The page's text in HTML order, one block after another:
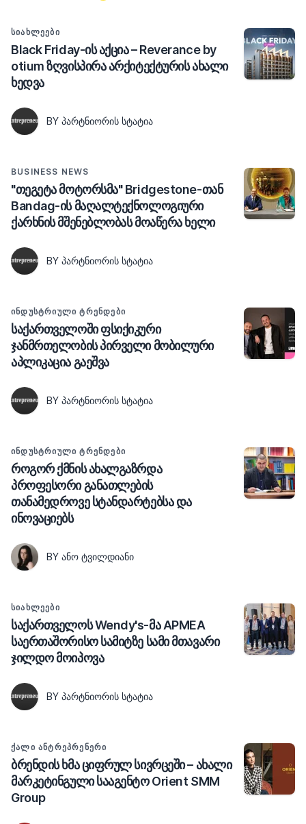
ᲡᲘᲐᲮᲚᲔᲔᲑᲘ
Black Friday-ის აქცია – Reverance by
otium ზღვისპირა არქიტექტურის ახალი
ხედვა
BY ᲞᲐᲠᲢᲜᲘᲝᲠᲘᲡ ᲡᲢᲐᲢᲘᲐ
BUSINESS NEWS
"თეგეტა მოტორსმა" Bridgestone-თან
Bandag-ის მაღალტექნოლოგიური
ქარხნის მშენებლობას მოაწერა ხელი
BY ᲞᲐᲠᲢᲜᲘᲝᲠᲘᲡ ᲡᲢᲐᲢᲘᲐ
ᲘᲜᲓᲣᲡᲢᲠᲘᲣᲚᲘ ᲢᲠᲔᲜᲓᲔᲑᲘ
საქართველოში ფსიქიკური
ჯანმრთელობის პირველი მობილური
აპლიკაცია გაეშვა
BY ᲞᲐᲠᲢᲜᲘᲝᲠᲘᲡ ᲡᲢᲐᲢᲘᲐ
ᲘᲜᲓᲣᲡᲢᲠᲘᲣᲚᲘ ᲢᲠᲔᲜᲓᲔᲑᲘ
როგორ ქმნის ახალგაზრდა
პროფესორი განათლების
თანამედროვე სტანდარტებსა და
ინოვაციებს
BY ᲐᲜᲝ ᲢᲕᲘᲚᲓᲘᲐᲜᲘ
ᲡᲘᲐᲮᲚᲔᲔᲑᲘ
საქართველოს Wendy's-მა APMEA
საერთაშორისო სამიტზე სამი მთავარი
ჯილდო მოიპოვა
BY ᲞᲐᲠᲢᲜᲘᲝᲠᲘᲡ ᲡᲢᲐᲢᲘᲐ
ᲥᲐᲚᲘ ᲐᲜᲢᲠᲔᲞᲠᲔᲜᲔᲠᲘ
ბრენდის ხმა ციფრულ სივრცეში – ახალი
მარკეტინგული სააგენტო Orient SMM
Group